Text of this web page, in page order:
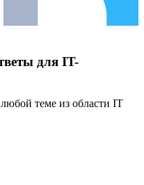
для IT-
теме из области IT